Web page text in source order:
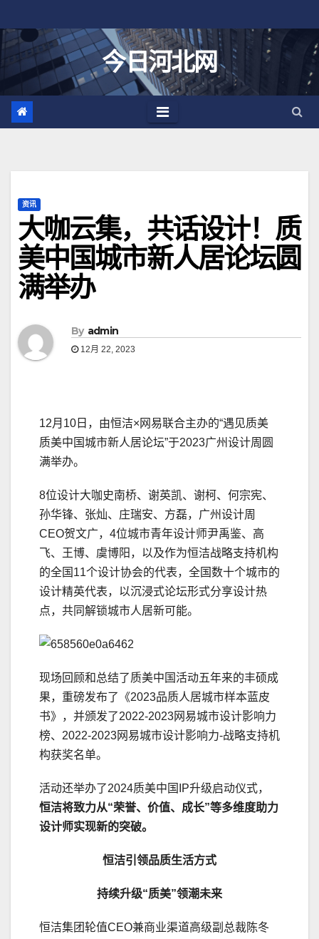
至
今日河北网
资讯
大咖云集，共话设计！质
美中国城市新人居论坛圆
满举办
By admin
12月 22, 2023
12月10日，由恒洁×网易联合主办的“遇见质美
质美中国城市新人居论坛”于2023广州设计周圆
满举办。
8位设计大咖史南桥、谢英凯、谢柯、何宗宪、
孙华锋、张灿、庄瑞安、方磊，广州设计周
CEO贺文广，4位城市青年设计师尹禹鉴、高
飞、王博、虞博阳，以及作为恒洁战略支持机构
的全国11个设计协会的代表，全国数十个城市的
设计精英代表，以沉浸式论坛形式分享设计热
点，共同解锁城市人居新可能。
现场回顾和总结了质美中国活动五年来的丰硕成
果，重磅发布了《2023品质人居城市样本蓝皮
书》，并颁发了2022-2023网易城市设计影响力
榜、2022-2023网易城市设计影响力-战略支持机
构获奖名单。
活动还举办了2024质美中国IP升级启动仪式，
恒洁将致力从“荣誉、价值、成长”等多维度助力
设计师实现新的突破。
恒洁引领品质生活方式
持续升级“质美”领潮未来
恒洁集团轮值CEO兼商业渠道高级副总裁陈冬